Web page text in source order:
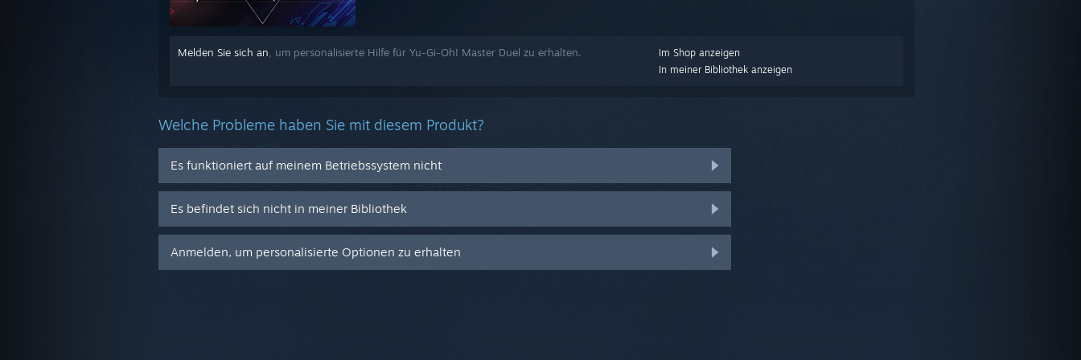
Im Shop anzeigen
In meiner Bibliothek anzeigen
Melden Sie sich an , um personalisierte Hilfe für Yu-Gi-Oh! Master Duel zu erhalten.
Welche Probleme haben Sie mit diesem Produkt?
Es funktioniert auf meinem Betriebssystem nicht
Es befindet sich nicht in meiner Bibliothek
Anmelden, um personalisierte Optionen zu erhalten